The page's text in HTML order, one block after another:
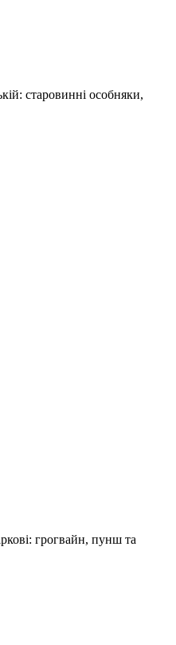
старовинні особняки,
грогвайн, пунш та